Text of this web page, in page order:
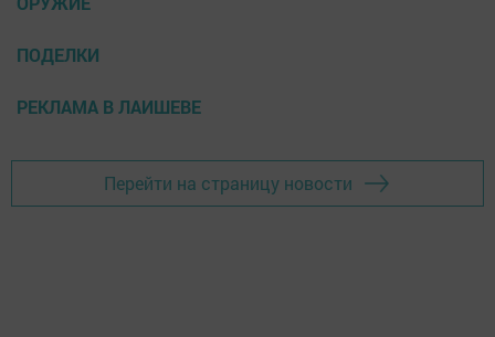
ПОДЕЛКИ
РЕКЛАМА В ЛАИШЕВЕ
Перейти на страницу новости